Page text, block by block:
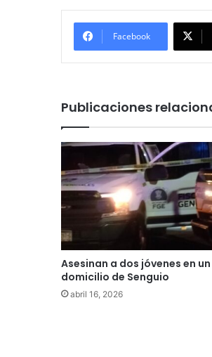
Facebook
Publicaciones
Asesinan a dos jóvenes en un
domicilio de Senguio
abril 16, 2026